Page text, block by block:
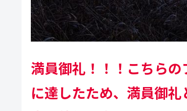
満員御礼！！！こちら
に達したため、満員御